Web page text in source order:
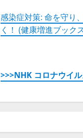
感染症対策: 命を守り
く！ (健康増進ブック
>>>NHK コロナウイ